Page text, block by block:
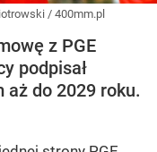
/ 400mm.pl
z PGE
podpisał
aż do 2029 roku.